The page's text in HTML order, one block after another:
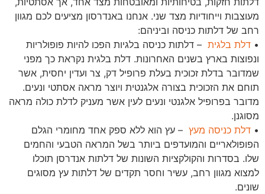
מעוצבות וייחודיות מצד שני. אנחנו באנדרסון מציעים לכם מגוון
רחב של דלתות כניסה וביניהם:
• דלת בלגית – דלתות כניסה בלגיות הפכו להיות פופולריות
ונפוצות בארץ בשנים האחרונות. דלת בלגית נקראת כך מפני
שמדובר בדלת זכוכית בעלת פרופיל דק, צר ועדין יחסית, אשר
תוחם את הזכוכית בצורה אלגנטית ויוצר מראה אסתטי ונעים.
מדובר בפרופיל אלגנטי ונעים לעין אשר מעניק לדלת כולה מראה
מסוגנן.
• דלת כניסה מעץ – עץ הוא ללא ספק אחד מחומרי הגלם
הפופולאריים והמועדפים ביותר בשל המראה הטבעי והחמים
שלו. בסדרות והקולקציות השונות של דלתות אנדרסן תוכלו
למצוא מגוון רחב, עשיר וחסר תקדים של דלתות עץ מסוגים
שונים.